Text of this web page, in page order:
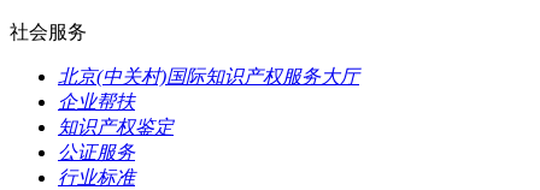
社会服务
北京(中关村)国际知识产权服务大厅
企业帮扶
知识产权鉴定
公证服务
行业标准